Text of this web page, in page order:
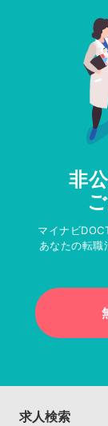
非
マイナビ
あなたの転職
求人検索